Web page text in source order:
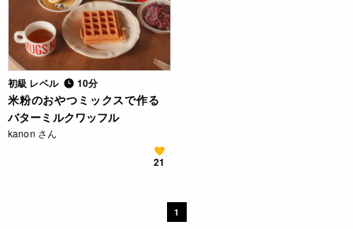
初級 レベル 10分
米粉のおやつミックスで作る
バターミルクワッフル
kanon さん
21
1